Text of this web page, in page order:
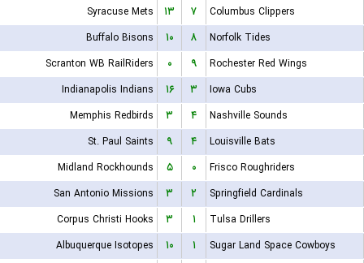
Syracuse Mets
۱۳ ۷
Columbus Clippers
Buffalo Bisons
۱۰ ۸
Norfolk Tides
Scranton WB RailRiders
۰ ۹
Rochester Red Wings
Indianapolis Indians
۱۶ ۳
Iowa Cubs
Memphis Redbirds
۳ ۴
Nashville Sounds
St. Paul Saints
۹ ۴
Louisville Bats
Midland Rockhounds
۵ ۰
Frisco Roughriders
San Antonio Missions
۳ ۲
Springfield Cardinals
Corpus Christi Hooks
۳ ۱
Tulsa Drillers
Albuquerque Isotopes
۱۰ ۱
Sugar Land Space Cowboys